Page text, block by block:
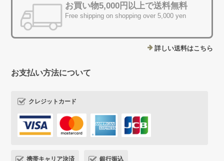
お買い物5,000円以上で送料無料
Free shipping on shopping over 5,000 yen
詳しい送料はこちら
お支払い方法について
クレジットカード
携帯キャリア決済 銀行振込